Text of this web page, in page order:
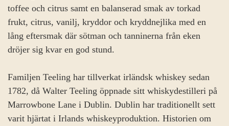
toffee och citrus samt en balanserad smak av torkad
frukt, citrus, vanilj, kryddor och kryddnejlika med en
lång eftersmak där sötman och tanninerna från eken
dröjer sig kvar en god stund.
Familjen Teeling har tillverkat irländsk whiskey sedan
1782, då Walter Teeling öppnade sitt whiskydestilleri på
Marrowbone Lane i Dublin. Dublin har traditionellt sett
varit hjärtat i Irlands whiskeyproduktion. Historien om